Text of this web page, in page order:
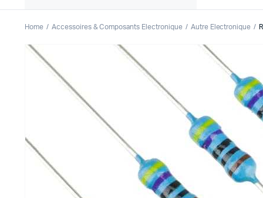
Plaque d’essais Breadboard et PCB
Accessoires arduino
Accessoires Drones
Accessoires Raspberry Pi
Composants Electroniques
Home Accessoires & Composants Electronique Autre Electronique